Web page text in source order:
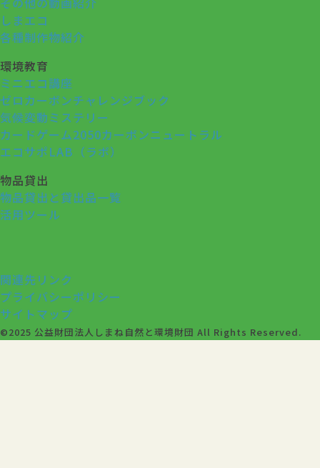
しまエコ
各種制作物紹介
環境教育
ミニエコ講座
ゼロカーボンチャレンジブック
気候変動ミステリー
カードゲーム2050カーボンニュートラル
エコサポLAB（ラボ）
物品貸出
物品貸出と貸出品一覧
活用ツール
関連先リンク
プライバシーポリシー
サイトマップ
©2025 公益財団法人しまね自然と環境財団 All Rights Reserved.